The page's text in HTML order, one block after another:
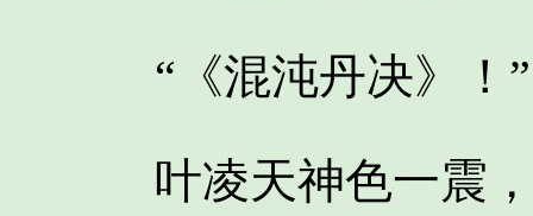
“《混沌丹决》！”
叶凌天神色一震，